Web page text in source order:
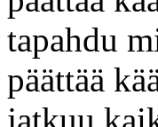
tapahdu
päättää
jatkuu